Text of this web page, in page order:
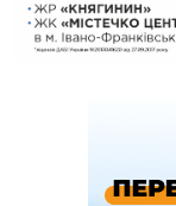
роботи
12:07
На межі
У
Росія
пошкоджено